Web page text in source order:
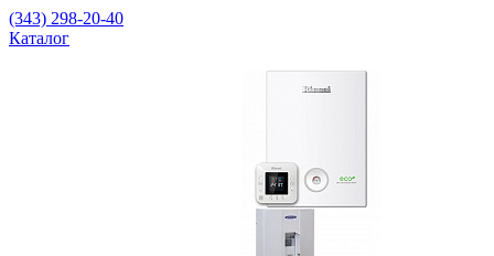
(343) 298-20-40
Каталог